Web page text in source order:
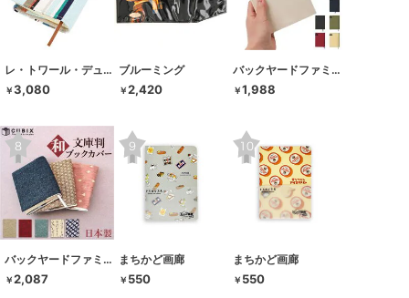
レ・トワール・デュ・ソレイユ
￥3,080
ブルーミング
￥2,420
バックヤードファミリー
￥1,988
バックヤードファミリー
￥2,087
まちかど画廊
￥ 550
まちかど画廊
￥ 550